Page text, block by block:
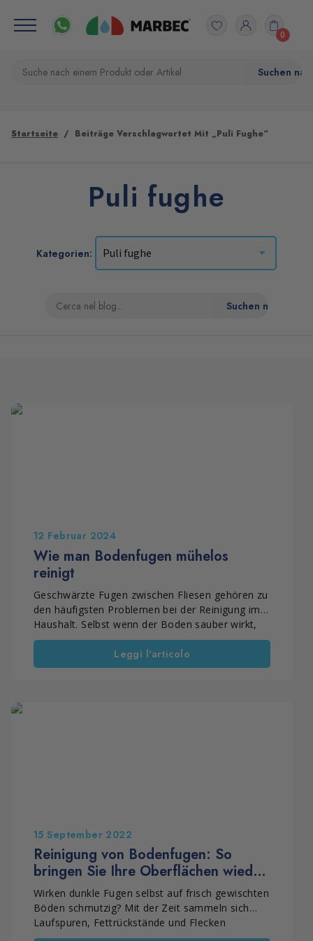
0
Startseite Beiträge Verschlagwortet Mit „Puli Fughe“
Puli fughe
Kategorien:
12 Februar 2024
Wie man Bodenfugen mühelos
reinigt
Geschwärzte Fugen zwischen Fliesen gehören zu
den häufigsten Problemen bei der Reinigung im
Haushalt. Selbst wenn der Boden sauber wirkt,
können verschmutzte, vergraute oder fettige
Fugen die gesamte Fläche ungepflegt erscheinen
lassen. Besonders in stark genutzten Bereichen
Leggi l'articolo
15 September 2022
Reinigung von Bodenfugen: So
bringen Sie Ihre Oberflächen wieder
zum Strahlen
Wirken dunkle Fugen selbst auf frisch gewischten
Böden schmutzig? Mit der Zeit sammeln sich
Laufspuren, Fettrückstände und Flecken
zwischen den Fliesen. Dadurch wird die normale